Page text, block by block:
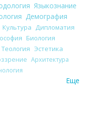
Языкознание
Демография
Культура
Дипломатия
Биология
Теология Эстетика
Архитектура
Еще